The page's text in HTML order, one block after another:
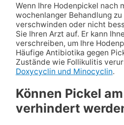
Wenn Ihre Hodenpickel nach
wochenlanger Behandlung
verschwinden oder nicht
Sie Ihren Arzt auf. Er kann
verschreiben, um Ihre
Häufige Antibiotika gegen
Zustände wie Follikulitis
Doxycyclin und Minocyclin.
Können Pickel
verhindert